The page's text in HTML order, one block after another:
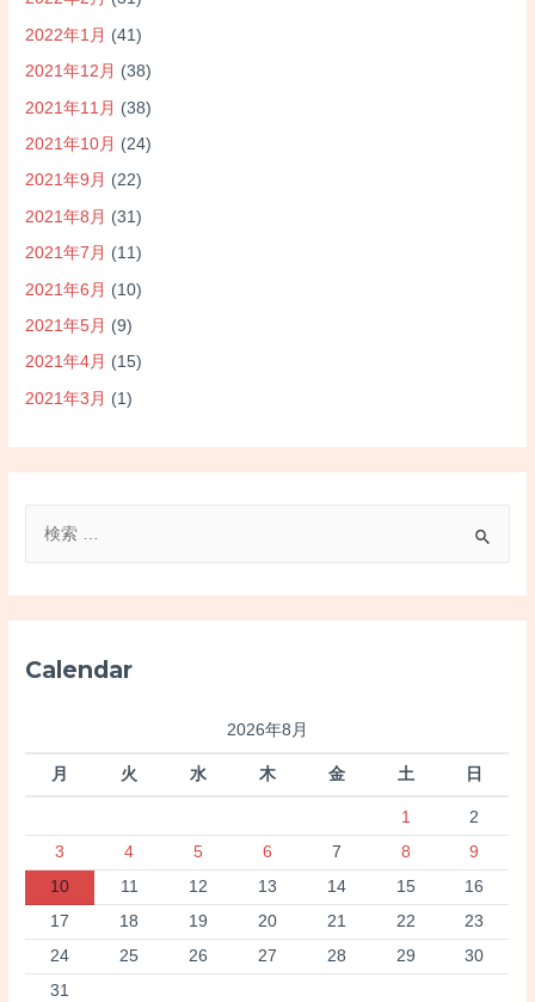
2022年1月 (41)
2021年12月 (38)
2021年11月 (38)
2021年10月 (24)
2021年9月 (22)
2021年8月 (31)
2021年7月 (11)
2021年6月 (10)
2021年5月 (9)
2021年4月 (15)
2021年3月 (1)
象
Calendar
2026年8月
月 火 水 木 金 土 日
1
2
3
4 5 6 7 8
9
10
11 12 13 14 15
16
17
18 19 20 21 22
23
24
25 26 27 28 29
30
31